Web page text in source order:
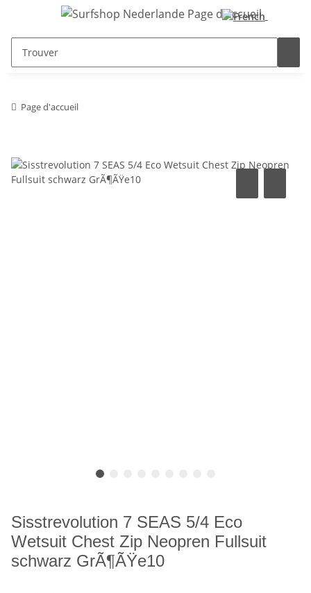
Page d'accueil
Sisstrevolution 7 SEAS 5/4 Eco
Wetsuit Chest Zip Neopren Fullsuit
schwarz GrÃ¶ÃŸe10